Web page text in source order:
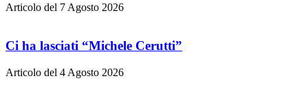
Articolo del 7 Agosto 2026
Ci ha lasciati “Michele Cerutti”
Articolo del 4 Agosto 2026